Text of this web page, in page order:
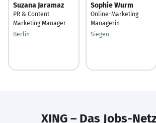
Suzana Jaramaz
PR & Content
Marketing Manager
Berlin
Sophie Wurm
Online-Marketing
Managerin
Siegen
XING – Das Jobs-